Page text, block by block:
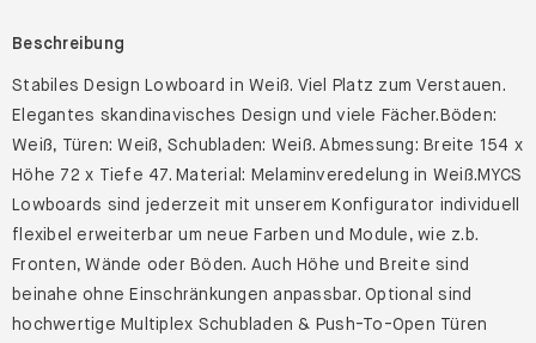
Beschreibung
Stabiles Design Lowboard in Weiß. Viel Platz zum Verstauen.
Elegantes skandinavisches Design und viele Fächer.Böden:
Weiß, Türen: Weiß, Schubladen: Weiß. Abmessung: Breite 154 x
Höhe 72 x Tiefe 47. Material: Melaminveredelung in Weiß.MYCS
Lowboards sind jederzeit mit unserem Konfigurator individuell
flexibel erweiterbar um neue Farben und Module, wie z.b.
Fronten, Wände oder Böden. Auch Höhe und Breite sind
beinahe ohne Einschränkungen anpassbar. Optional sind
hochwertige Multiplex Schubladen & Push-To-Open Türen